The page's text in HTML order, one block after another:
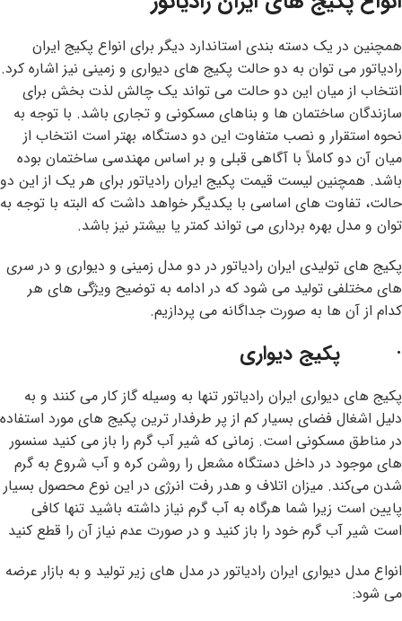
همچنین در یک دسته بندی استاندارد دیگر برای انواع پکیج ایران
رادیاتور می توان به دو حالت پکیج های دیواری و زمینی نیز اشاره کرد.
انتخاب از میان این دو حالت می تواند یک چالش لذت بخش برای
سازندگان ساختمان ها و بناهای مسکونی و تجاری باشد. با توجه به
نحوه استقرار و نصب متفاوت این دو دستگاه، بهتر است انتخاب از
میان آن دو کاملاً با آگاهی قبلی و بر اساس مهندسی ساختمان بوده
باشد. همچنین لیست قیمت پکیج ایران رادیاتور برای هر یک از این دو
حالت، تفاوت های اساسی با یکدیگر خواهد داشت که البته با توجه به
توان و مدل بهره برداری می تواند کمتر یا بیشتر نیز باشد.
پکیج های تولیدی ایران رادیاتور در دو مدل زمینی و دیواری و در سری
های مختلفی تولید می شود که در ادامه به توضیح ویژگی های هر
کدام از آن ها به صورت جداگانه می پردازیم.
· پکیج دیواری
پکیج های دیواری ایران رادیاتور تنها به وسیله گاز کار می کنند و به
دلیل اشغال فضای بسیار کم از پر طرفدار ترین پکیج های مورد استفاده
در مناطق مسکونی است. زمانی که شیر آب گرم را باز می کنید سنسور
های موجود در داخل دستگاه مشعل را روشن کره و آب شروع به گرم
شدن می‌کند. میزان اتلاف و هدر رفت انرژی در این نوع محصول بسیار
پایین است زیرا شما هرگاه به آب گرم نیاز داشته باشید تنها کافی
است شیر آب گرم خود را باز کنید و در صورت عدم نیاز آن را قطع کنید
انواع مدل دیواری ایران رادیاتور در مدل های زیر تولید و به بازار عرضه
می شود: